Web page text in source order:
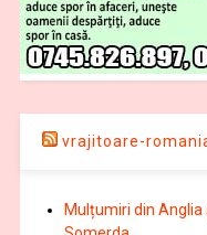
vrajitoare-
Mulțumiri din